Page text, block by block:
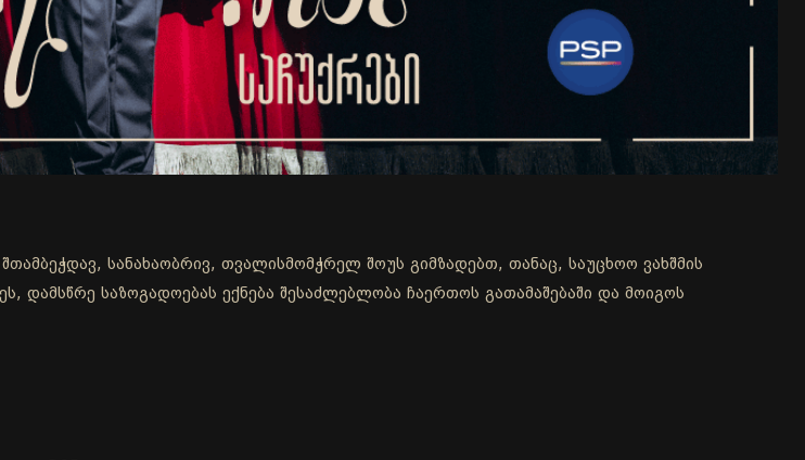
სანახაობრივ, თვალისმომჭრელ შოუს გიმზადებთ, თანაც, საუცხოო ვახშმის
საზოგადოებას ექნება შესაძლებლობა ჩაერთოს გათამაშებაში და მოიგოს